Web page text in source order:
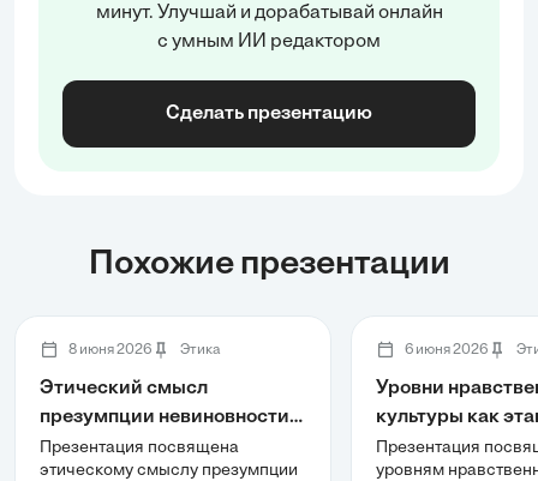
минут. Улучшай и дорабатывай онлайн
с умным ИИ редактором
Сделать презентацию
Похожие презентации
8 июня 2026 Этика
Этический смысл
презумпции невиновности.
Профессиональная этика
юриста
Презентация посвящена
этическому смыслу презумпции
6 июня 2026
Уровни
культуры как
Презентация
уровням